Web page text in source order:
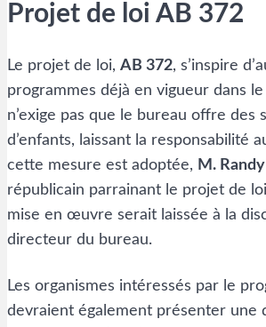
Projet de loi AB 372
Le projet de loi, AB 372, s’inspire
programmes déjà en vigueur dans
n’exige pas que le bureau offre des
d’enfants, laissant la responsabilité
cette mesure est adoptée, M.
républicain parrainant le projet de
mise en œuvre serait laissée à la
directeur du bureau.
Les organismes intéressés par le
devraient également présenter une